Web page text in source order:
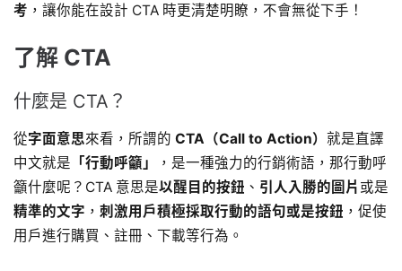
考 ，讓你能在設計 CTA 時更清楚明瞭，不會無從下手！
了解 CTA
什麼是 CTA？
從字面意思來看，所謂的 CTA（Call to Action） 就是直譯
中文就是 「行動呼籲」
，是一種強力的行銷術語，那行動呼
籲什麼呢？CTA 意思是以醒目的按鈕 、 引人入勝的圖片 或是
精準的文字 ， 刺激用戶積極採取行動的語句或是按鈕 ，促使
用戶進行購買、註冊、下載等行為。